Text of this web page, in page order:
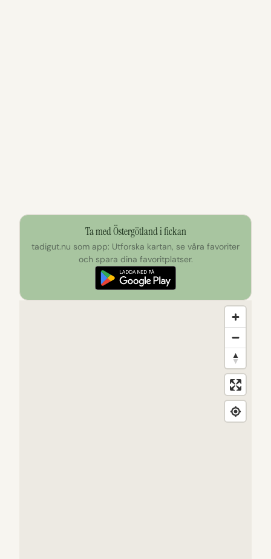
Ta med Östergötland i fickan
tadigut.nu som app: Utforska kartan, se våra favoriter
och spara dina favoritplatser.